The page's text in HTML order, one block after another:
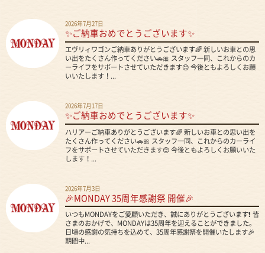
2026年7月27日
✨ご納車おめでとうございます✨
エヴリィワゴンご納車ありがとうございます🌈 新しいお車との思
い出をたくさん作ってください🚗🎀 スタッフ一同、これからのカ
ーライフをサポートさせていただきます😊 今後ともよろしくお願
いいたします！...
2026年7月17日
✨ご納車おめでとうございます✨
ハリアーご納車ありがとうございます🌈 新しいお車との思い出を
たくさん作ってください🚗🎀 スタッフ一同、これからのカーライ
フをサポートさせていただきます😊 今後ともよろしくお願いいた
します！...
2026年7月3日
🎉MONDAY 35周年感謝祭 開催🎉
いつもMONDAYをご愛顧いただき、誠にありがとうございます❗ 皆
さまのおかげで、MONDAYは35周年を迎えることができました。
日頃の感謝の気持ちを込めて、35周年感謝祭を開催いたします🎉
期間中...